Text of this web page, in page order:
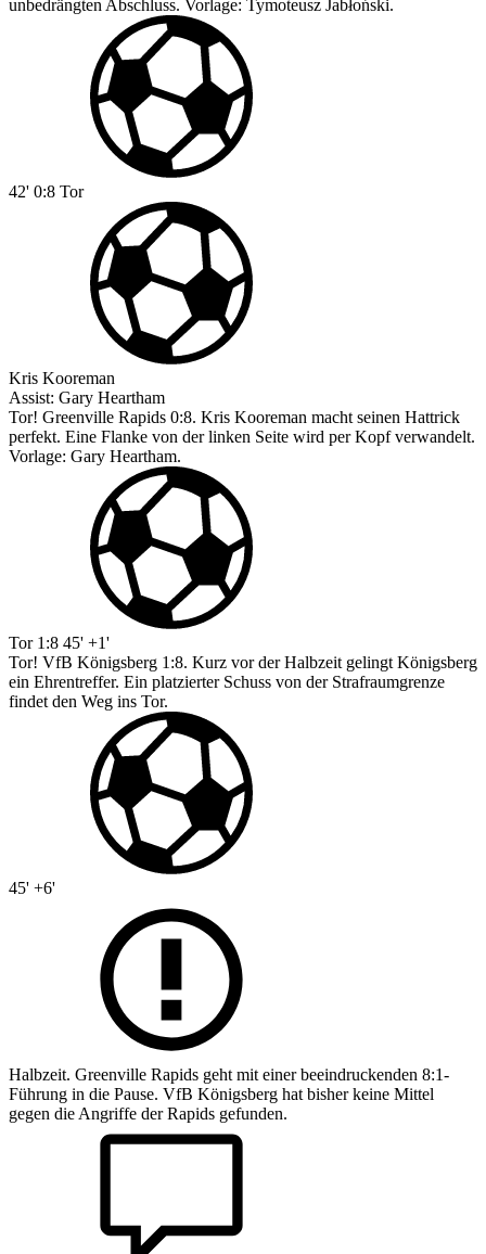
unbedrängten Abschluss. Vorlage: Tymoteusz Jabłoński.
42' 0:8 Tor
Kris Kooreman
Assist: Gary Heartham
Tor! Greenville Rapids 0:8. Kris Kooreman macht seinen Hattrick
perfekt. Eine Flanke von der linken Seite wird per Kopf verwandelt.
Vorlage: Gary Heartham.
Tor 1:8 45' +1'
Tor! VfB Königsberg 1:8. Kurz vor der Halbzeit gelingt Königsberg
ein Ehrentreffer. Ein platzierter Schuss von der Strafraumgrenze
findet den Weg ins Tor.
45' +6'
Halbzeit. Greenville Rapids geht mit einer beeindruckenden 8:1-
Führung in die Pause. VfB Königsberg hat bisher keine Mittel
gegen die Angriffe der Rapids gefunden.